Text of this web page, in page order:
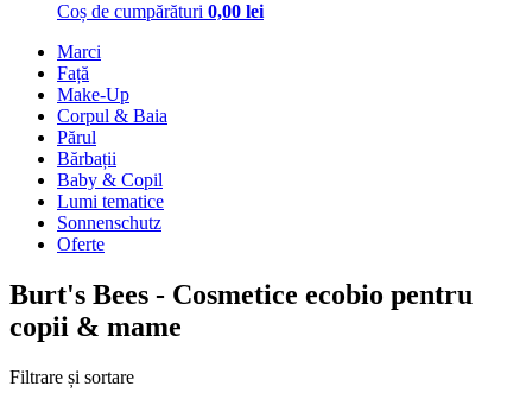
Coș de cumpărături 0,00 lei
Marci
Față
Make-Up
Corpul & Baia
Părul
Bărbații
Baby & Copil
Lumi tematice
Sonnenschutz
Oferte
Burt's Bees - Cosmetice ecobio pentru
copii & mame
Filtrare și sortare